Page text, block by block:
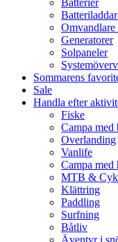
Batterier
Generatorer
Solpaneler
Sommarens
Sale
Handla efter
Fiske
Campa med
Overlanding
Vanlife
Campa med
MTB &
Klättring
Paddling
Surfning
Båtliv